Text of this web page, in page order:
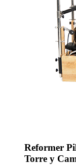
Reformer
Torre y